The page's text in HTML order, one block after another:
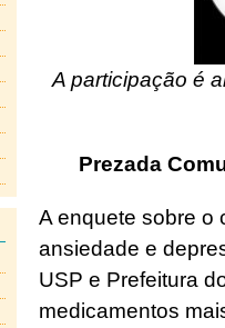
A participação é
Prezada
A enquete sobre o
ansiedade e
USP e Prefeitura
medicamentos